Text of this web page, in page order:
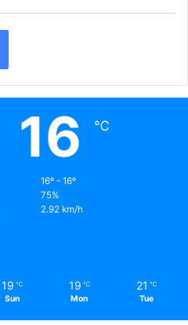
16 ℃
16º - 16º
75%
2.92 km/h
19 ℃
Sun
19 ℃
Mon
21 ℃
Tue